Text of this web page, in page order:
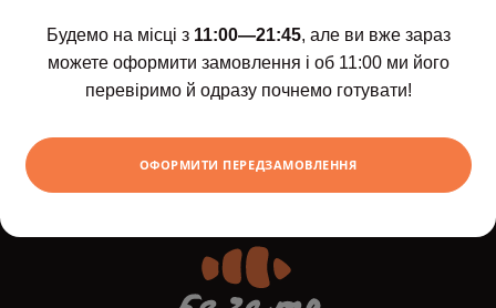
Лимонад "Фреш
222 ХОЧУ
Лимонад
264
Будемо на місці з 11:00—21:45, але ви вже зараз
можете оформити замовлення і об 11:00 ми його
перевіримо й одразу почнемо готувати!
ОФОРМИТИ ПЕРЕДЗАМОВЛЕННЯ